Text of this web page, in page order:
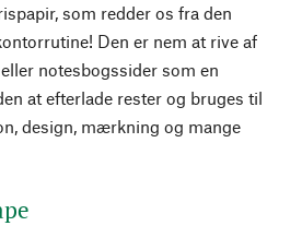
som redder os fra den
Den er nem at rive af
notesbogssider som en
at efterlade rester og bruges til
design, mærkning og mange